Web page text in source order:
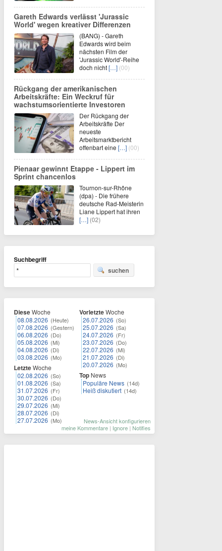
Gareth Edwards verlässt 'Jurassic
World' wegen kreativer Differenzen
(BANG) - Gareth
Edwards wird beim
nächsten Film der
'Jurassic World'-Reihe
doch nicht[…] (00)
Rückgang der amerikanischen
Arbeitskräfte: Ein Weckruf für
wachstumsorientierte Investoren
Der Rückgang der
Arbeitskräfte Der
neueste
Arbeitsmarktbericht
offenbart eine […] (00)
Pienaar gewinnt Etappe - Lippert im
Sprint chancenlos
Tournon-sur-Rhône
(dpa) - Die frühere
deutsche Rad-Meisterin
Liane Lippert hat ihren
[…] (02)
Suchbegriff
suchen
DieseWoche
08.08.2026 (Heute)
07.08.2026 (Gestern)
06.08.2026 (Do)
05.08.2026 (Mi)
04.08.2026 (Di)
03.08.2026 (Mo)
LetzteWoche
02.08.2026 (So)
01.08.2026 (Sa)
31.07.2026 (Fr)
30.07.2026 (Do)
29.07.2026 (Mi)
28.07.2026 (Di)
27.07.2026 (Mo)
VorletzteWoche
26.07.2026 (So)
25.07.2026 (Sa)
24.07.2026 (Fr)
23.07.2026 (Do)
22.07.2026 (Mi)
21.07.2026 (Di)
20.07.2026 (Mo)
Top News
Populäre News (14d)
Heiß diskutiert (14d)
News-Ansicht konfigurieren
meine Kommentare | Ignore | Notifies